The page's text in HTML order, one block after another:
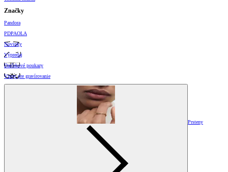
Značky
Pandora
PDPAOLA
Novinky
Výpredaj
Darčekové poukazy
Vzory pre gravírovanie
Prsteny